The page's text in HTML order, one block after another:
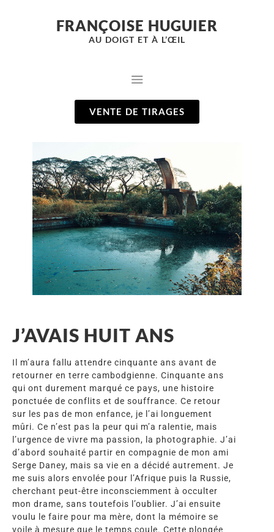
FRANÇOISE HUGUIER
AU DOIGT ET À L’ŒIL
VENTE DE TIRAGES
J’AVAIS HUIT ANS
Il m’aura fallu attendre cinquante ans avant de
retourner en terre cambodgienne. Cinquante ans
qui ont durement marqué ce pays, une histoire
ponctuée de conflits et de souffrance. Ce retour
sur les pas de mon enfance, je l’ai longuement
mûri. Ce n’est pas la peur qui m’a ralentie, mais
l’urgence de vivre ma passion, la photographie. J’ai
d’abord souhaité partir en compagnie de mon ami
Serge Daney, mais sa vie en a décidé autrement. Je
me suis alors envolée pour l’Afrique puis la Russie,
cherchant peut-être inconsciemment à occulter
mon drame, sans toutefois l’oublier. J’ai ensuite
voulu le faire pour ma mère, dont la mémoire se
voile à mesure que le temps coule. Cette plongée